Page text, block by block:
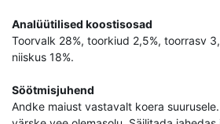
Analüütilised koostisosad
Toorvalk 28%, toorkiud 2,5%, toorrasv
niiskus 18%.
Söötmisjuhend
Andke maiust vastavalt koera